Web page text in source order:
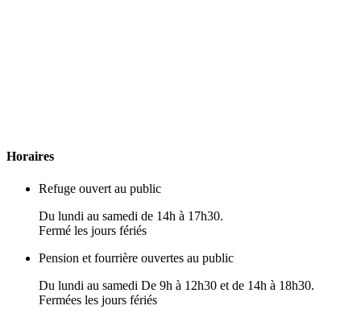
Horaires
Refuge ouvert au public
Du lundi au samedi de 14h à 17h30.
Fermé les jours fériés
Pension et fourrière ouvertes au public
Du lundi au samedi De 9h à 12h30 et de 14h à 18h30.
Fermées les jours fériés